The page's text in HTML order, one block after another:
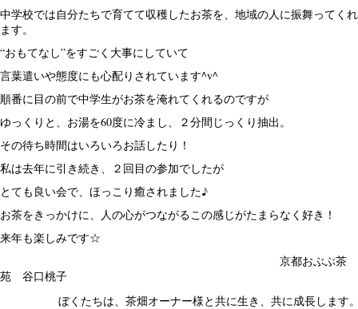
中学校では自分たちで育てて収穫したお茶を、地域の人に振舞ってくれ
ます。
“おもてなし”をすごく大事にしていて
言葉遣いや態度にも心配りされています^v^
順番に目の前で中学生がお茶を淹れてくれるのですが
ゆっくりと、お湯を60度に冷まし、２分間じっくり抽出。
その待ち時間はいろいろお話したり！
私は去年に引き続き、２回目の参加でしたが
とても良い会で、ほっこり癒されました♪
お茶をきっかけに、人の心がつながるこの感じがたまらなく好き！
来年も楽しみです☆
京都おぶぶ茶
苑 谷口桃子
ぼくたちは、茶畑オーナー様と共に生き、共に成長します